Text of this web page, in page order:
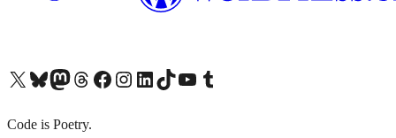
X (旧 Twitter) アカウントへBluesky アカウントへMastodon アカウントへThreads アカウントへ Facebook ページへInstagram アカウントへ LinkedIn アカウントへTikTok アカウントへYouTube チャンネルへ Tumblr アカウントへ
Code is Poetry.